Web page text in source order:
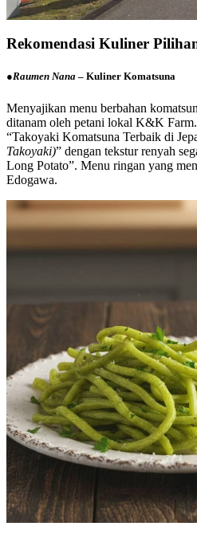
Rekomendasi Kuliner
●Raumen Nana – Kuliner Komatsuna
Menyajikan menu berbahan
ditanam oleh petani lokal K&K
“Takoyaki Komatsuna Terbaik di
Takoyaki)” dengan tekstur renyah
Long Potato”. Menu ringan yang
Edogawa.